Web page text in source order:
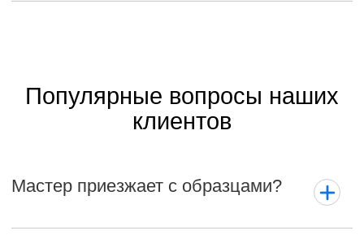
Популярные вопросы наших
клиентов
Мастер приезжает с образцами?